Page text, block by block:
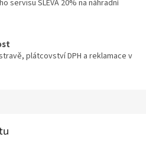
servisu SLEVA 20% na náhradní
plátcovství DPH a reklamace v